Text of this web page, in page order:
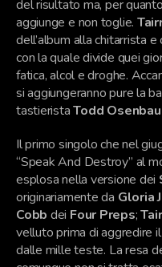
del risultato ma, per
aggiunge e non toglie.
dell’album alla chitarrista
con la quale divide quei
fatica, alcol e droghe.
si aggiungeranno pure la
tastieristaTodd
Il primo singolo che nel
“Speak And Destroy” al
esplosa nella versione dei
originariamente da Gloria
Cobb dei Four Preps;
velluto prima di aggredire
dalle mille teste. La resa